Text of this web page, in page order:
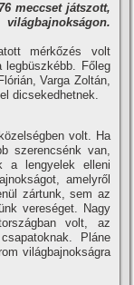
meccset játszott,
mérkőzés volt
Főleg
Varga Zoltán,
dicsekedhetnek.
volt. Ha
szerencsénk van,
a lengyelek elleni
amelyről
zártunk, sem az
vereséget. Nagy
volt, az
Pláne
világbajnokságra